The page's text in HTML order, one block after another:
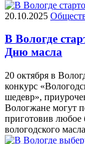
20.10.2025
В Вологде
Дню масла
20 октября в
конкурс
шедевр»,
Вологжане могут
приготовив любое
вологодского